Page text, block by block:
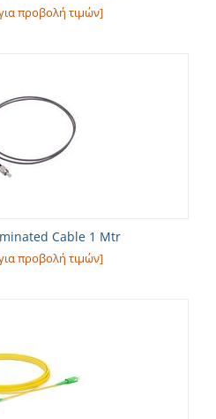
προβολή τιμών]
Cable 1 Mtr
προβολή τιμών]